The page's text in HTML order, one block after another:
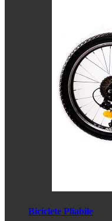
Biciclete Pliabile